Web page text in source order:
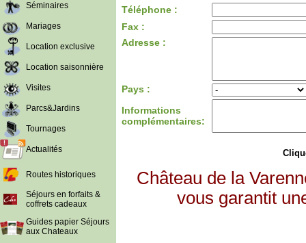
Séminaires
Mariages
Location exclusive
Location saisonnière
Visites
Parcs&Jardins
Tournages
Actualités
Routes historiques
Séjours en forfaits &
coffrets cadeaux
Guides papier Séjours
aux Chateaux
Téléphone :
Fax :
Adresse :
Pays :
Informations
complémentaires:
Château de la
vous garantit